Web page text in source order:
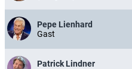
Pepe Lienhard
Gast
Patrick Lindner